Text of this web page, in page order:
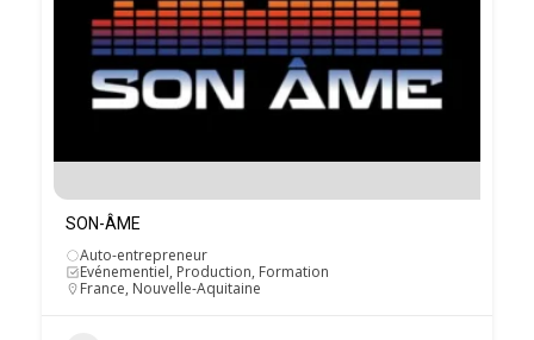
SON-ÂME
Auto-entrepreneur
Evénementiel, Production, Formation
France, Nouvelle-Aquitaine